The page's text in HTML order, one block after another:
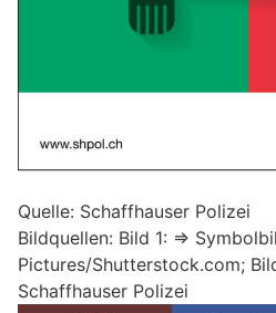
Quelle: Schaffhauser Polizei
Bildquellen: Bild 1: =>
Pictures/Shutterstock.com;
Schaffhauser Polizei